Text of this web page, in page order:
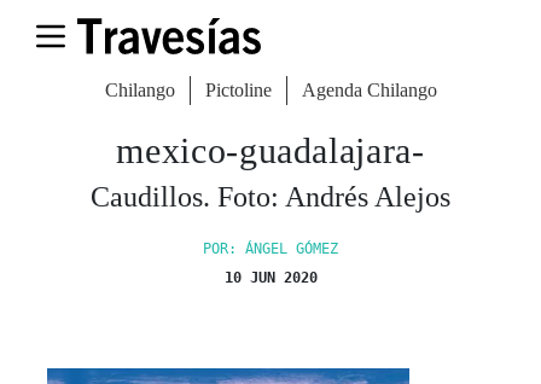
Chilango Pictoline Agenda Chilango
mexico-guadalajara-
Caudillos. Foto: Andrés Alejos
POR: ÁNGEL GÓMEZ
10 JUN 2020